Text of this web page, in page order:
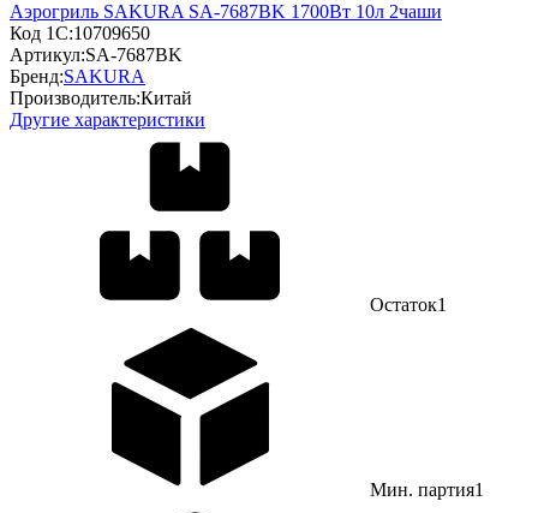
Аэрогриль SAKURA SA-7687BK 1700Вт 10л 2чаши
Код 1С:10709650
Артикул:SA-7687BK
Бренд:SAKURA
Производитель:Китай
Другие характеристики
Остаток1
Мин. партия1